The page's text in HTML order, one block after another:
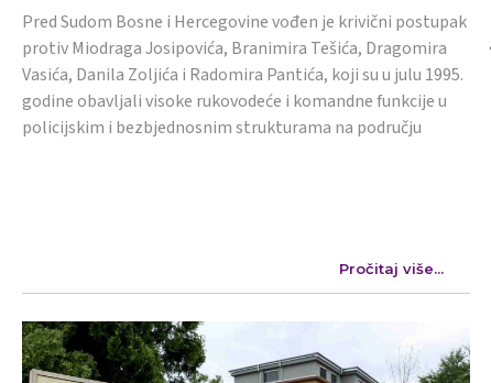
Pred Sudom Bosne i Hercegovine vođen je krivični postupak
protiv Miodraga Josipovića, Branimira Tešića, Dragomira
Vasića, Danila Zoljića i Radomira Pantića, koji su u julu 1995.
godine obavljali visoke rukovodeće i komandne funkcije u
policijskim i bezbjednosnim strukturama na području
Pročitaj više...